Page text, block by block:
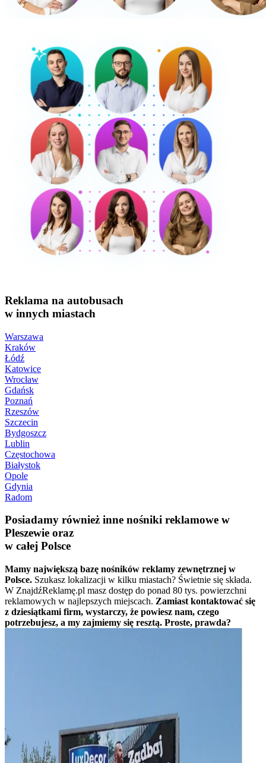
Reklama na autobusach
w innych miastach
Warszawa
Kraków
Łódź
Katowice
Wrocław
Gdańsk
Poznań
Rzeszów
Szczecin
Bydgoszcz
Lublin
Częstochowa
Białystok
Opole
Gdynia
Radom
Posiadamy również inne nośniki reklamowe w
Pleszewie oraz
w całej Polsce
Mamy największą bazę nośników reklamy zewnętrznej w
Polsce. Szukasz lokalizacji w kilku miastach? Świetnie się składa.
W ZnajdźReklamę.pl masz dostęp do ponad 80 tys. powierzchni
reklamowych w najlepszych miejscach. Zamiast kontaktować się
z dziesiątkami firm, wystarczy, że powiesz nam, czego
potrzebujesz, a my zajmiemy się resztą. Proste, prawda?